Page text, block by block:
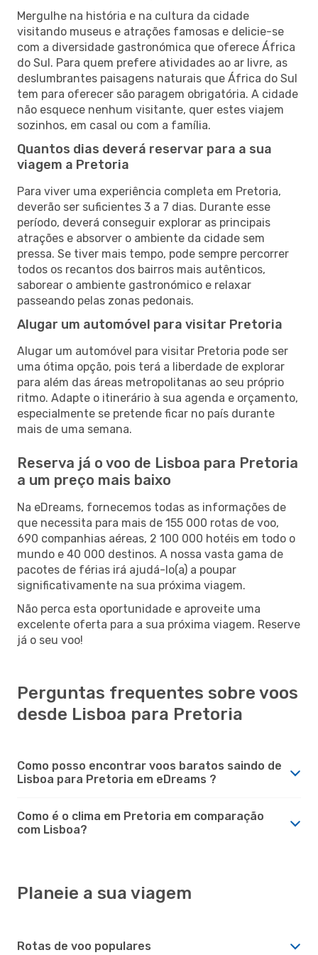
Mergulhe na história e na cultura da cidade
visitando museus e atrações famosas e delicie-se
com a diversidade gastronómica que oferece África
do Sul. Para quem prefere atividades ao ar livre, as
deslumbrantes paisagens naturais que África do Sul
tem para oferecer são paragem obrigatória. A cidade
não esquece nenhum visitante, quer estes viajem
sozinhos, em casal ou com a família.
Quantos dias deverá reservar para a sua
viagem a Pretoria
Para viver uma experiência completa em Pretoria,
deverão ser suficientes 3 a 7 dias. Durante esse
período, deverá conseguir explorar as principais
atrações e absorver o ambiente da cidade sem
pressa. Se tiver mais tempo, pode sempre percorrer
todos os recantos dos bairros mais autênticos,
saborear o ambiente gastronómico e relaxar
passeando pelas zonas pedonais.
Alugar um automóvel para visitar Pretoria
Alugar um automóvel para visitar Pretoria pode ser
uma ótima opção, pois terá a liberdade de explorar
para além das áreas metropolitanas ao seu próprio
ritmo. Adapte o itinerário à sua agenda e orçamento,
especialmente se pretende ficar no país durante
mais de uma semana.
Reserva já o voo de Lisboa para Pretoria
a um preço mais baixo
Na eDreams, fornecemos todas as informações de
que necessita para mais de 155 000 rotas de voo,
690 companhias aéreas, 2 100 000 hotéis em todo o
mundo e 40 000 destinos. A nossa vasta gama de
pacotes de férias irá ajudá-lo(a) a poupar
significativamente na sua próxima viagem.
Não perca esta oportunidade e aproveite uma
excelente oferta para a sua próxima viagem. Reserve
já o seu voo!
Perguntas frequentes sobre voos
desde Lisboa para Pretoria
Como posso encontrar voos baratos saindo de
Lisboa para Pretoria em eDreams ?
Como é o clima em Pretoria em comparação
com Lisboa?
Planeie a sua viagem
Rotas de voo populares